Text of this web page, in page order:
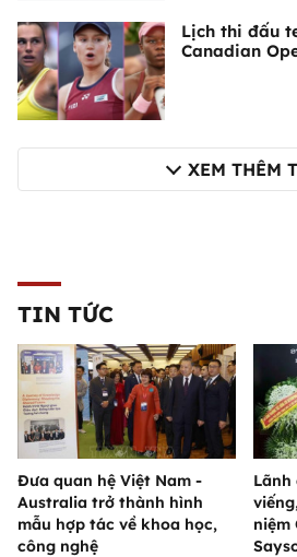
Lịch thi đấu
Canadian
XEM THÊM
TIN TỨC
Đưa quan hệ Việt Nam -
Australia trở thành hình
mẫu hợp tác về khoa học,
công nghệ
Lãnh
niệm